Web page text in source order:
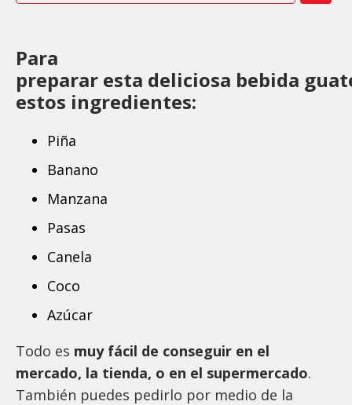
Para
preparar esta deliciosa bebida
estos ingredientes:
Piña
Banano
Manzana
Pasas
Canela
Coco
Azúcar
Todo es muy fácil de conseguir en el
mercado, la tienda, o en el supermercado.
También puedes pedirlo por medio de la